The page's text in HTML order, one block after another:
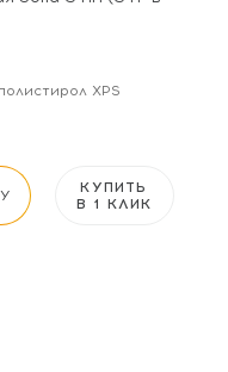
XPS
КУПИТЬ
В 1 КЛИК